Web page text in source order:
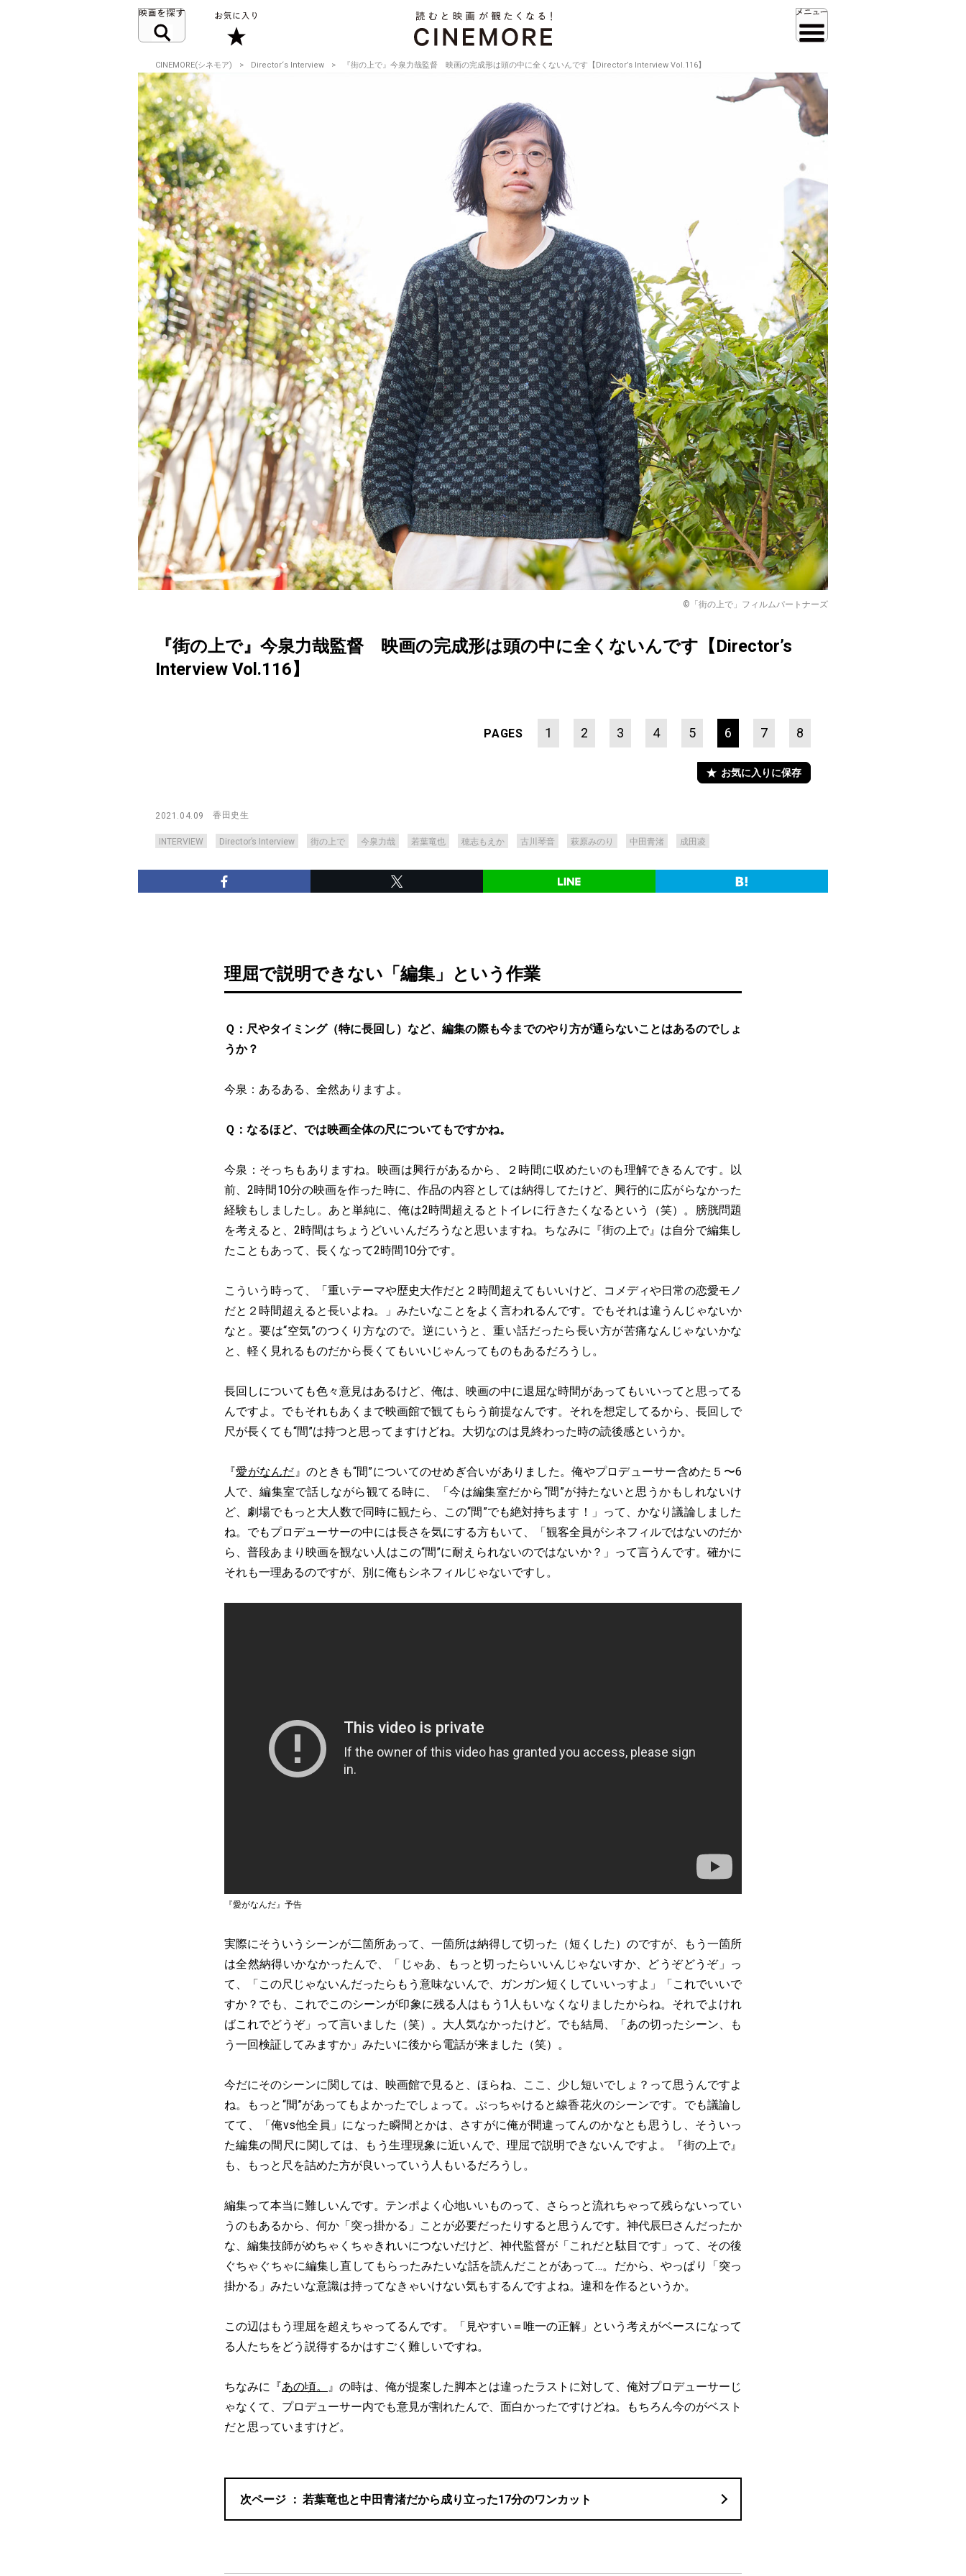
CINEMORE(シネモア) Director‘s Interview 『街の上で』今泉力哉監督 映画の完成形は頭の中に全くないんです【Director’s Interview Vol.116】
©「街の上で」フィルムパートナーズ
『街の上で』今泉力哉監督 映画の完成形は頭の中に全くないんです【Director’s
Interview Vol.116】
PAGES 1 2 3 4 5 6 7 8
お気に入りに保存
2021.04.09 香田史生
INTERVIEW Director’s Interview 街の上で 今泉力哉 若葉竜也 穂志もえか 古川琴音 萩原みのり 中田青渚 成田凌
理屈で説明できない「編集」という作業
Ｑ：尺やタイミング（特に長回し）など、編集の際も今までのやり方が通らないことはあるのでしょ
うか？
今泉：あるある、全然ありますよ。
Ｑ：なるほど、では映画全体の尺についてもですかね。
今泉：そっちもありますね。映画は興行があるから、２時間に収めたいのも理解できるんです。以
前、2時間10分の映画を作った時に、作品の内容としては納得してたけど、興行的に広がらなかった
経験もしましたし。あと単純に、俺は2時間超えるとトイレに行きたくなるという（笑）。膀胱問題
を考えると、2時間はちょうどいいんだろうなと思いますね。ちなみに『街の上で』は自分で編集し
たこともあって、長くなって2時間10分です。
こういう時って、「重いテーマや歴史大作だと２時間超えてもいいけど、コメディや日常の恋愛モノ
だと２時間超えると長いよね。」みたいなことをよく言われるんです。でもそれは違うんじゃないか
なと。要は“空気”のつくり方なので。逆にいうと、重い話だったら長い方が苦痛なんじゃないかな
と、軽く見れるものだから長くてもいいじゃんってものもあるだろうし。
長回しについても色々意見はあるけど、俺は、映画の中に退屈な時間があってもいいってと思ってる
んですよ。でもそれもあくまで映画館で観てもらう前提なんです。それを想定してるから、長回しで
尺が長くても“間”は持つと思ってますけどね。大切なのは見終わった時の読後感というか。
『愛がなんだ』のときも“間”についてのせめぎ合いがありました。俺やプロデューサー含めた５〜6
人で、編集室で話しながら観てる時に、「今は編集室だから“間”が持たないと思うかもしれないけ
ど、劇場でもっと大人数で同時に観たら、この“間”でも絶対持ちます！」って、かなり議論しました
ね。でもプロデューサーの中には長さを気にする方もいて、「観客全員がシネフィルではないのだか
ら、普段あまり映画を観ない人はこの“間”に耐えられないのではないか？」って言うんです。確かに
それも一理あるのですが、別に俺もシネフィルじゃないですし。
『愛がなんだ』予告
実際にそういうシーンが二箇所あって、一箇所は納得して切った（短くした）のですが、もう一箇所
は全然納得いかなかったんで、「じゃあ、もっと切ったらいいんじゃないすか、どうぞどうぞ」っ
て、「この尺じゃないんだったらもう意味ないんで、ガンガン短くしていいっすよ」「これでいいで
すか？でも、これでこのシーンが印象に残る人はもう1人もいなくなりましたからね。それでよけれ
ばこれでどうぞ」って言いました（笑）。大人気なかったけど。でも結局、「あの切ったシーン、も
う一回検証してみますか」みたいに後から電話が来ました（笑）。
今だにそのシーンに関しては、映画館で見ると、ほらね、ここ、少し短いでしょ？って思うんですよ
ね。もっと“間”があってもよかったでしょって。ぶっちゃけると線香花火のシーンです。でも議論し
てて、「俺vs他全員」になった瞬間とかは、さすがに俺が間違ってんのかなとも思うし、そういっ
た編集の間尺に関しては、もう生理現象に近いんで、理屈で説明できないんですよ。『街の上で』
も、もっと尺を詰めた方が良いっていう人もいるだろうし。
編集って本当に難しいんです。テンポよく心地いいものって、さらっと流れちゃって残らないってい
うのもあるから、何か「突っ掛かる」ことが必要だったりすると思うんです。神代辰巳さんだったか
な、編集技師がめちゃくちゃきれいにつないだけど、神代監督が「これだと駄目です」って、その後
ぐちゃぐちゃに編集し直してもらったみたいな話を読んだことがあって…。だから、やっぱり「突っ
掛かる」みたいな意識は持ってなきゃいけない気もするんですよね。違和を作るというか。
この辺はもう理屈を超えちゃってるんです。「見やすい＝唯一の正解」という考えがベースになって
る人たちをどう説得するかはすごく難しいですね。
ちなみに『あの頃。
』の時は、俺が提案した脚本とは違ったラストに対して、俺対プロデューサーじ
ゃなくて、プロデューサー内でも意見が割れたんで、面白かったですけどね。もちろん今のがベスト
だと思っていますけど。
若葉竜也と中田青渚だから成り立った17分のワンカット